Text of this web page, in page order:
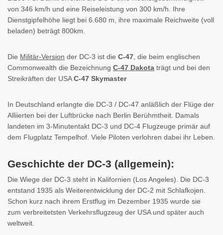
von 346 km/h und eine Reiseleistung von 300 km/h. Ihre
Dienstgipfelhöhe liegt bei 6.680 m, ihre maximale Reichweite (voll
beladen) beträgt 800km.
Die Militär-Version der DC-3 ist die C-47 , die beim englischen
Commonwealth die Bezeichnung C-47 Dakota trägt und bei den
Streikräften der USAC-47 Skymaster
In Deutschland erlangte die DC-3 / DC-47 anläßlich der Flüge der
Alliierten bei der Luftbrücke nach Berlin Berühmtheit. Damals
landeten im 3-Minutentakt DC-3 und DC-4 Flugzeuge primär auf
dem Flugplatz Tempelhof. Viele Piloten verlohren dabei ihr Leben.
Geschichte der DC-3 (allgemein):
Die Wiege der DC-3 steht in Kalifornien (Los Angeles). Die DC-3
entstand 1935 als Weiterentwicklung der DC-2 mit Schlafkojen.
Schon kurz nach ihrem Erstflug im Dezember 1935 wurde sie
zum verbreitetsten Verkehrsflugzeug der USA und später auch
weltweit.